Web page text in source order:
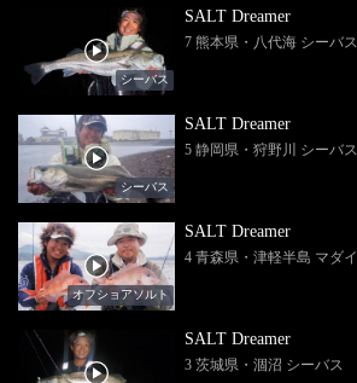
シーバス
SALT Dreamer
7 熊本県・八代海 シーバス
シーバス
SALT Dreamer
5 静岡県・狩野川 シーバス
オフショアソルト
SALT Dreamer
4 青森県・津軽半島 マダイ
SALT Dreamer
3 茨城県・涸沼 シーバス